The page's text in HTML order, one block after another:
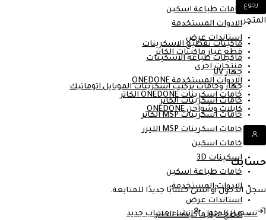
رجوع
المتجر
ماكينات تقطيع الاسكرينات
ماكينات طباعة الاسكينات
جهاز UV
جهاز وخامات تركيب اسكرينات الموبايل اتوماتيك
خامات اسكرينات الكاتر
خامات اسكرينات MSP الكاتر
خامات اسكرينات MSP الليزر
خامات اسكين
اسكينات 3D
خامات طباعة اسكين
الادوات المستخدمة
استاندات عرض
قطع غيار ماكينات الكاتر
خامات طباعة اسكين
الادوات المستخدمة
استاندات عرض
قطع غيار ماكينات الكاتر
منتجات اخرى
الادوات المستخدمة ONEDONE
خامات اسكرينات ONEDONE الكاتر
كابلات وشواحن ONEDONE
حسابك
سجل الدخول أو أنشئ حسابًا جديدًا للمتابعة.
تسجيل الدخول إنشاء حساب جديد